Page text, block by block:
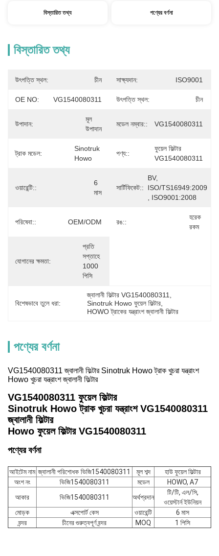
বিস্তারিত তথ্য পণ্যের বর্ণনা
বিস্তারিত তথ্য
উৎপত্তি স্থল: চীন সাক্ষ্যদান: ISO9001
OE NO: VG1540080311 উৎপত্তি স্থল: চীন
উপাদান:
মূল
উপাদান
মডেল নম্বার:: VG1540080311
ট্রাক মডেল:
Sinotruk
Howo
পণ্য::
ফুয়েল ফিল্টার
VG1540080311
ওয়ারেন্টি::
6
মাস
সার্টিফিকেট::
BV,
ISO/TS16949:2009
, ISO9001:2008
পরিষেবা:: OEM/ODM রঙ::
হরেক
রকম
যোগানের ক্ষমতা:
প্রতি
সপ্তাহে
1000
পিসি
বিশেষভাবে তুলে ধরা:
জ্বালানী ফিল্টার VG1540080311
Sinotruk Howo ফুয়েল ফিল্টার
HOWO ট্রাকের যন্ত্রাংশ জ্বালানী ফিল্টার
পণ্যের বর্ণনা
VG1540080311 জ্বালানী ফিল্টার Sinotruk Howo ট্রাক খুচরা যন্ত্রাংশ
Howo খুচরা যন্ত্রাংশ জ্বালানী ফিল্টার
VG1540080311 ফুয়েল ফিল্টার
Sinotruk Howo ট্রাক খুচরা যন্ত্রাংশ VG1540080311
জ্বালানী ফিল্টার
Howo ফুয়েল ফিল্টার VG1540080311
পণ্যের বর্ণনা
আইটেম নাম জ্বালানী পরিশোধক ভিজি1540080311 মূল শব্দ
হাউ ফুয়েল ফিল্টার
অংশ নং
ভিজি1540080311 মডেল
HOWO, A7
আকার
ভিজি1540080311 অর্থপ্রদান
টি/টি, এল/সি,
ওয়েস্টার্ন ইউনিয়ন
মোড়ক
এক্সপোর্ট কেস ওয়ারেন্টি
6 মাস
বন্দর
চীনের গুরুত্বপূর্ণ বন্দর MOQ 1 পিসি